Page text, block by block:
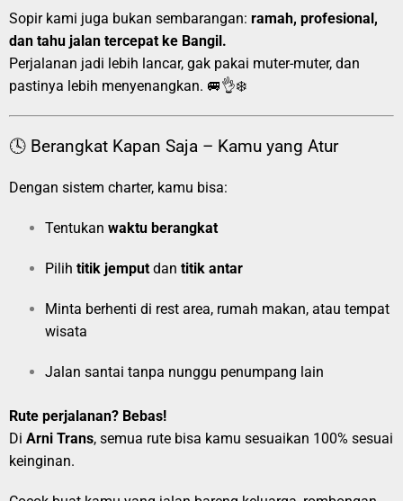
Sopir kami juga bukan sembarangan: ramah, profesional,
dan tahu jalan tercepat ke Bangil.
Perjalanan jadi lebih lancar, gak pakai muter-muter, dan
pastinya lebih menyenangkan. 🚐👌❄️
🕓 Berangkat Kapan Saja – Kamu yang Atur
Dengan sistem charter, kamu bisa:
Tentukan waktu berangkat
Pilih titik jemput dan titik antar
Minta berhenti di rest area, rumah makan, atau tempat
wisata
Jalan santai tanpa nunggu penumpang lain
Rute perjalanan? Bebas!
Di Arni Trans, semua rute bisa kamu sesuaikan 100% sesuai
keinginan.